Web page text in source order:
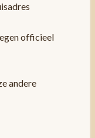
officieel
andere